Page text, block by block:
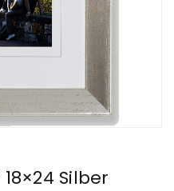
Silber